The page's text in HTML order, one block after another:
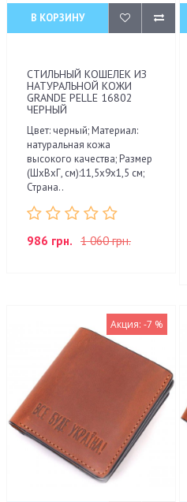
В КОРЗИНУ
СТИЛЬНЫЙ КОШЕЛЕК ИЗ
НАТУРАЛЬНОЙ КОЖИ
GRANDE PELLE 16802
ЧЕРНЫЙ
Цвет: черный; Материал:
натуральная кожа
высокого качества; Размер
(ШхВхГ, см):11,5х9х1,5 см;
Страна..
986 грн. 1 060 грн.
Акция: -7 %